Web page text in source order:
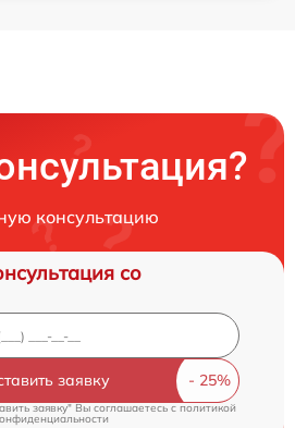
консультацию
со
заявку
заявку" Вы соглашаетесь c политикой